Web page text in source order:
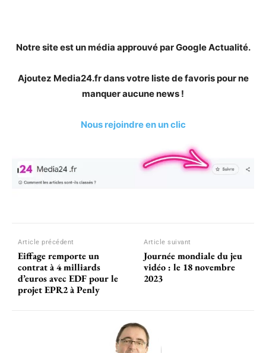
Notre site est un média approuvé par Google Actualité.
Ajoutez Media24.fr dans votre liste de favoris pour ne
manquer aucune news !
Nous rejoindre en un clic
Article précédent
Eiffage remporte un
contrat à 4 milliards
d’euros avec EDF pour le
projet EPR2 à Penly
Article suivant
Journée mondiale du jeu
vidéo : le 18 novembre
2023